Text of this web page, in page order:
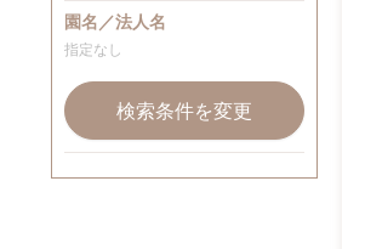
園名／法人名
指定なし
検索条件を変更